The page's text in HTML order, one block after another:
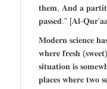
𝐭𝐡𝐞𝐦, 𝐀𝐧𝐝 𝐚
𝐩𝐚𝐬𝐬𝐞𝐝.” [𝐀𝐥-
𝐌𝐨𝐝𝐞𝐫𝐧 𝐬𝐜𝐢𝐞𝐧𝐜𝐞 𝐡𝐚𝐬
𝐰𝐡𝐞𝐫𝐞 𝐟𝐫𝐞𝐬𝐡
𝐬𝐢𝐭𝐮𝐚𝐭𝐢𝐨𝐧 𝐢𝐬
𝐩𝐥𝐚𝐜𝐞𝐬 𝐰𝐡𝐞𝐫𝐞 𝐭𝐰𝐨